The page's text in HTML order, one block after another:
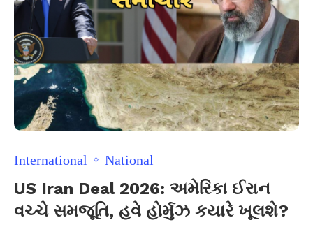
International National
US Iran Deal 2026: અમેરિકા ઈરાન
વચ્ચે સમજૂતિ, હવે હોર્મુઝ કયારે ખૂલશે?